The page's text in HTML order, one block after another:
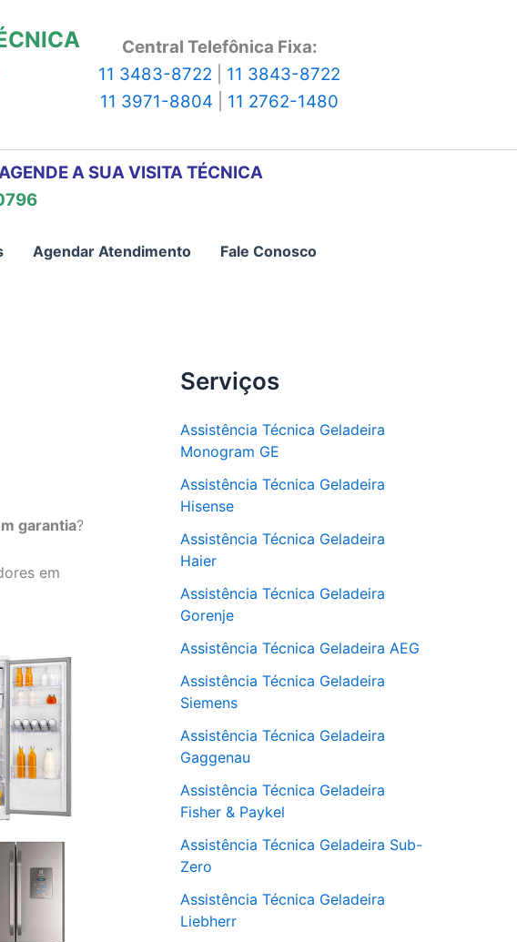
Central Telefônica Fixa:
11 3483-8722
11 3843-8722
11 3971-8804
11 2762-1480
A SUA VISITA TÉCNICA
Agendar Atendimento Fale Conosco
garantia?
em
Serviços
Assistência Técnica Geladeira
Monogram GE
Assistência Técnica Geladeira
Hisense
Assistência Técnica Geladeira
Haier
Assistência Técnica Geladeira
Gorenje
Assistência Técnica Geladeira AEG
Assistência Técnica Geladeira
Siemens
Assistência Técnica Geladeira
Gaggenau
Assistência Técnica Geladeira
Fisher & Paykel
Assistência Técnica Geladeira Sub-
Zero
Assistência Técnica Geladeira
Liebherr